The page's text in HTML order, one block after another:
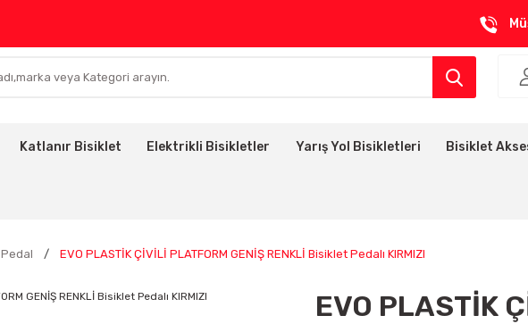
Katlanır Bisiklet Elektrikli Bisikletler Yarış Yol Bisikletleri Bisiklet
Pedal EVO PLASTİK ÇİVİLİ PLATFORM GENİŞ RENKLİ Bisiklet Pedalı KIRMIZI
EVO PLASTİK